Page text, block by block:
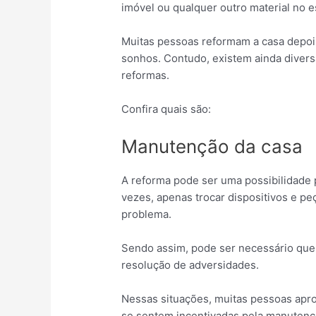
imóvel ou qualquer outro material no
Muitas pessoas reformam a casa
sonhos. Contudo, existem ainda
reformas.
Confira quais são:
Manutenção da casa
A reforma pode ser uma possibilidade
vezes, apenas trocar dispositivos e
problema.
Sendo assim, pode ser necessário
resolução de adversidades.
Nessas situações, muitas pessoas